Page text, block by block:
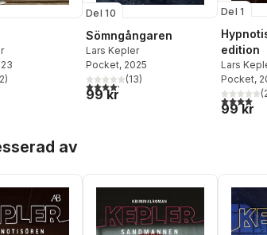
Totalt antal röster:
)
Del 10
Sömngångaren
Lars Kepler
Pocket, 2025
4,2utav 5 stjärnor. Totalt antal röster:
(13)
99 kr
Del 1
edition
Lars
Pocket,
4,0utav 5(
99 kr
av